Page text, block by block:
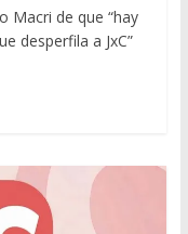
Macri de que “hay
desperfila a JxC”